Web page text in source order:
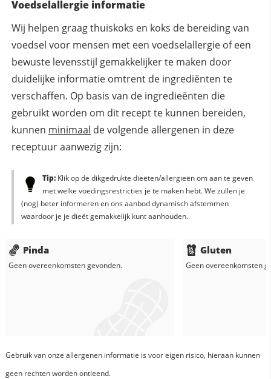
Voedselallergie informatie
Wij helpen graag thuiskoks en koks de bereiding van
voedsel voor mensen met een voedselallergie of een
bewuste levensstijl gemakkelijker te maken door
duidelijke informatie omtrent de ingrediënten te
verschaffen. Op basis van de ingredieënten die
gebruikt worden om dit recept te kunnen bereiden,
kunnen minimaal de volgende allergenen in deze
receptuur aanwezig zijn:
Tip:Klik op de dikgedrukte dieëten/allergieën om aan te geven
met welke voedingsrestricties je te maken hebt. We zullen je
(nog) beter informeren en ons aanbod dynamisch afstemmen
waardoor je je dieët gemakkelijk kunt aanhouden.
Pinda
Geen overeenkomsten gevonden.
Gluten
Geen overeenkomsten
Gebruik van onze allergenen informatie is voor eigen risico, hieraan kunnen
geen rechten worden ontleend.